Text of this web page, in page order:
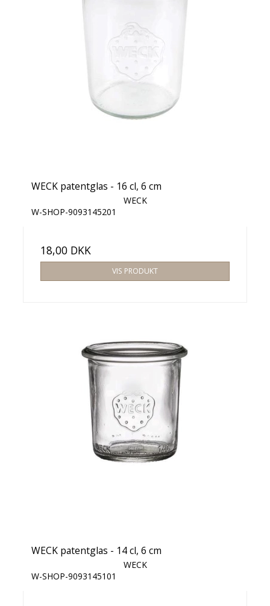
WECK patentglas - 16 cl, 6 cm
WECK
W-SHOP-9093145201
18,00 DKK
VIS PRODUKT
WECK patentglas - 14 cl, 6 cm
WECK
W-SHOP-9093145101